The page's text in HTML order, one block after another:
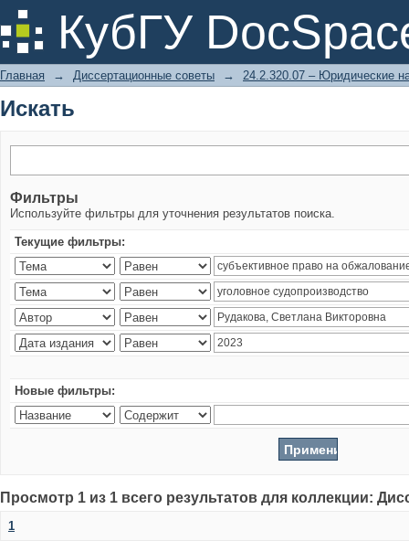
КубГУ
Искать
Главная → Диссертационные советы → 24.2.320.07 – Юридические
Искать
Фильтры
Используйте фильтры для уточнения результатов поиска.
Текущие фильтры:
Новые фильтры:
Просмотр 1 из 1 всего результатов для коллекции:
1